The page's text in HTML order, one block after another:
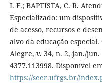
I. F.; BAPTISTA, C. R.
Especializado: um
de acesso, recursos e
alvo da educação
Alegre, v. 34, n. 2, jan./jun.
4377.113998. Disponível
https://seer.ufrgs.br/